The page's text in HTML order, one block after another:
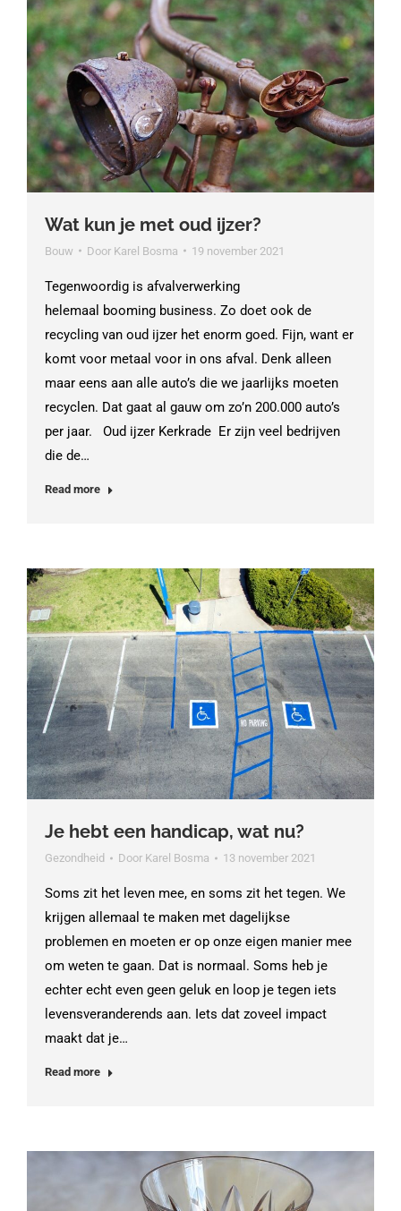
Wat kun je met oud ijzer?
Bouw Door Karel Bosma 19 november 2021
Tegenwoordig is afvalverwerking
helemaal booming business. Zo doet ook de
recycling van oud ijzer het enorm goed. Fijn, want er
komt voor metaal voor in ons afval. Denk alleen
maar eens aan alle auto’s die we jaarlijks moeten
recyclen. Dat gaat al gauw om zo’n 200.000 auto’s
per jaar. Oud ijzer Kerkrade Er zijn veel bedrijven
die de…
Read more
Je hebt een handicap, wat nu?
Gezondheid Door Karel Bosma 13 november 2021
Soms zit het leven mee, en soms zit het tegen. We
krijgen allemaal te maken met dagelijkse
problemen en moeten er op onze eigen manier mee
om weten te gaan. Dat is normaal. Soms heb je
echter echt even geen geluk en loop je tegen iets
levensveranderends aan. Iets dat zoveel impact
maakt dat je…
Read more